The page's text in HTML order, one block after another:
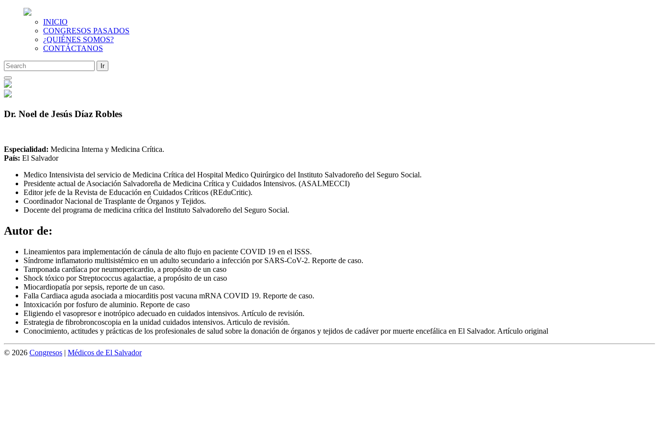
INICIO
CONGRESOS PASADOS
¿QUIÉNES SOMOS?
CONTÁCTANOS
Saltar
al
contenido
Dr. Noel de Jesús Díaz Robles
Especialidad: Medicina Interna y Medicina Crítica.
País: El Salvador
Medico Intensivista del servicio de Medicina Crítica del Hospital Medico Quirúrgico del Instituto Salvadoreño del Seguro Social.
Presidente actual de Asociación Salvadoreña de Medicina Crítica y Cuidados Intensivos. (ASALMECCI)
Editor jefe de la Revista de Educación en Cuidados Críticos (REduCritic).
Coordinador Nacional de Trasplante de Órganos y Tejidos.
Docente del programa de medicina crítica del Instituto Salvadoreño del Seguro Social.
Autor de:
Lineamientos para implementación de cánula de alto flujo en paciente COVID 19 en el ISSS.
Síndrome inflamatorio multisistémico en un adulto secundario a infección por SARS-CoV-2. Reporte de caso.
Tamponada cardíaca por neumopericardio, a propósito de un caso
Shock tóxico por Streptococcus agalactiae, a propósito de un caso
Miocardiopatía por sepsis, reporte de un caso.
Falla Cardiaca aguda asociada a miocarditis post vacuna mRNA COVID 19. Reporte de caso.
Intoxicación por fosfuro de aluminio. Reporte de caso
Eligiendo el vasopresor e inotrópico adecuado en cuidados intensivos. Artículo de revisión.
Estrategia de fibrobroncoscopia en la unidad cuidados intensivos. Articulo de revisión.
Conocimiento, actitudes y prácticas de los profesionales de salud sobre la donación de órganos y tejidos de cadáver por muerte encefálica en El Salvador. Artículo original
© 2026 Congresos | Médicos de El Salvador